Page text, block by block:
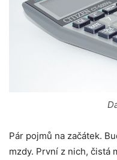
Pár pojmů na začátek.
mzdy. První z nich, čistá